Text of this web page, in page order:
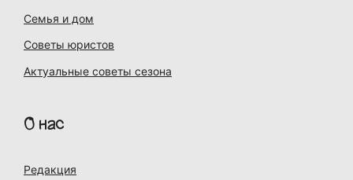
Семья и дом
Советы юристов
Актуальные советы сезона
О нас
Редакция